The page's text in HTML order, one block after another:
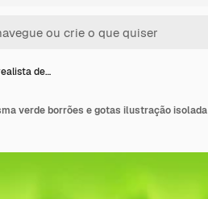
de…
verde borrões e gotas ilustração isolada